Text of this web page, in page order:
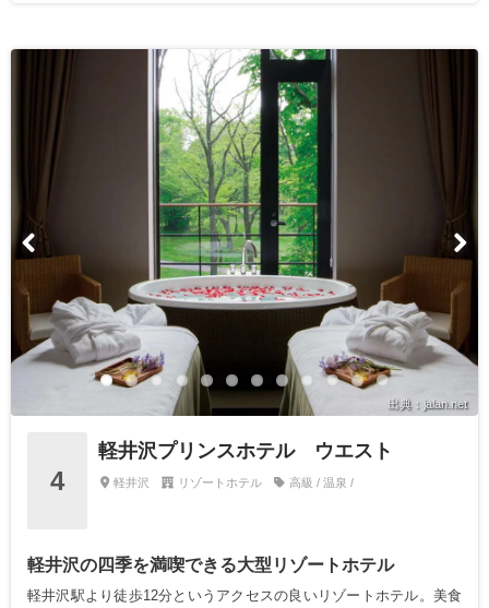
出典：jalan.net
4
軽井沢プリンスホテル ウエスト
軽井沢 リゾートホテル 高級 / 温泉 /
軽井沢の四季を満喫できる大型リゾートホテル
軽井沢駅より徒歩12分というアクセスの良いリゾートホテル。美食